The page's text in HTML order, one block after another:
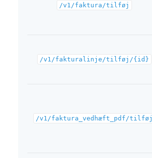
/v1/faktura/tilføj
/v1/fakturalinje/tilføj/{id}
/v1/faktura_vedhæft_pdf/tilføj